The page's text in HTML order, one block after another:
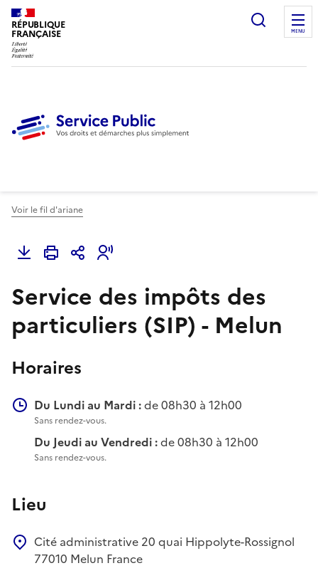
RÉPUBLIQUE
FRANÇAISE
Ouvrir
MENU
Voir le fil d'ariane
Service des impôts des
particuliers (SIP) - Melun
Horaires
Du Lundi au Mardi :de 08h30 à 12h00
Sans rendez-vous.
Du Jeudi au Vendredi :de 08h30 à 12h00
Sans rendez-vous.
Lieu
Cité administrative 20 quai Hippolyte-Rossignol
77010 Melun France